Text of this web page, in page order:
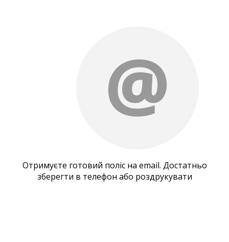
Отримуєте готовий поліс на email. Достатньо
зберегти в телефон або роздрукувати